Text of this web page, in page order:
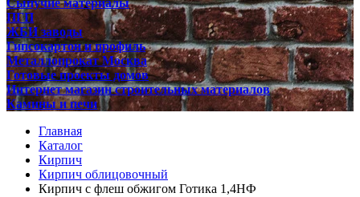
Сыпучие материалы
ПГП
ЖБИ заводы
Гипсокартон и профиль
Металлопрокат Москва
Готовые проекты домов
Интернет магазин строительных материалов
Камины и печи
Главная
Каталог
Кирпич
Кирпич облицовочный
Кирпич с флеш обжигом Готика 1,4НФ